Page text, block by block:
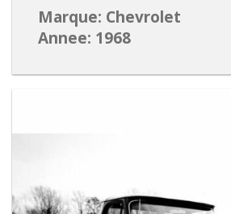
Marque: Chevrolet
Annee: 1968